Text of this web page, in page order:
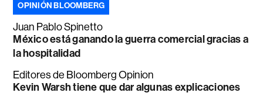
OPINIÓN BLOOMBERG
Juan Pablo Spinetto
México está ganando la guerra comercial gracias a
la hospitalidad
Editores de Bloomberg Opinion
Kevin Warsh tiene que dar algunas explicaciones